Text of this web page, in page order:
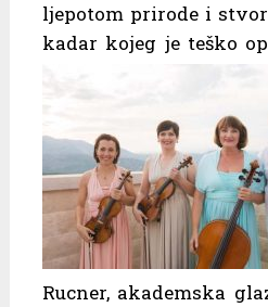
ljepotom prirode i
kadar kojeg je teško
Rucner, akademska